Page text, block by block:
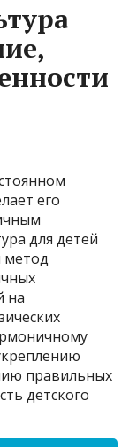
его
для детей
метод
на
правильных
детского